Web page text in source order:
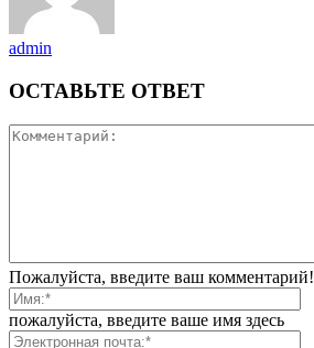
admin
ОСТАВЬТЕ ОТВЕТ
Пожалуйста, введите ваш комментарий!
пожалуйста, введите ваше имя здесь